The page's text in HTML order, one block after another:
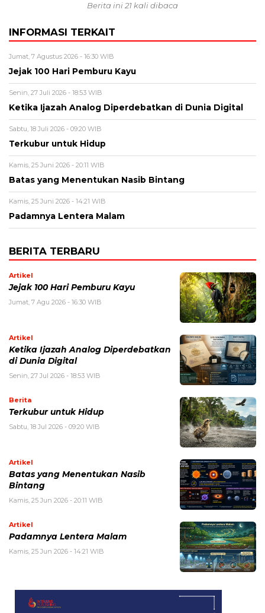
Berita ini 21 kali dibaca
INFORMASI TERKAIT
Jumat, 7 Agustus 2026 - 16:30 WIB
Jejak 100 Hari Pemburu Kayu
Senin, 27 Juli 2026 - 18:53 WIB
Ketika Ijazah Analog Diperdebatkan di Dunia Digital
Sabtu, 18 Juli 2026 - 09:20 WIB
Terkubur untuk Hidup
Kamis, 25 Juni 2026 - 20:11 WIB
Batas yang Menentukan Nasib Bintang
Kamis, 25 Juni 2026 - 14:21 WIB
Padamnya Lentera Malam
BERITA TERBARU
Artikel
Jejak 100 Hari Pemburu Kayu
Jumat, 7 Agu 2026 - 16:30 WIB
Artikel
Ketika Ijazah Analog Diperdebatkan
di Dunia Digital
Senin, 27 Jul 2026 - 18:53 WIB
Berita
Terkubur untuk Hidup
Sabtu, 18 Jul 2026 - 09:20 WIB
Artikel
Batas yang Menentukan Nasib
Bintang
Kamis, 25 Jun 2026 - 20:11 WIB
Artikel
Padamnya Lentera Malam
Kamis, 25 Jun 2026 - 14:21 WIB